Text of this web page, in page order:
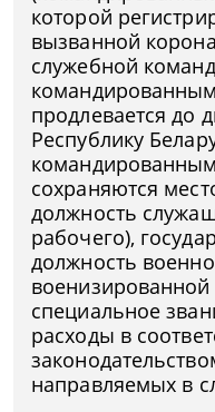
которой
вызванной
служебной
продлевается до
Республику
сохраняются
должность
рабочего),
должность
специальное
расходы в
направляемых в